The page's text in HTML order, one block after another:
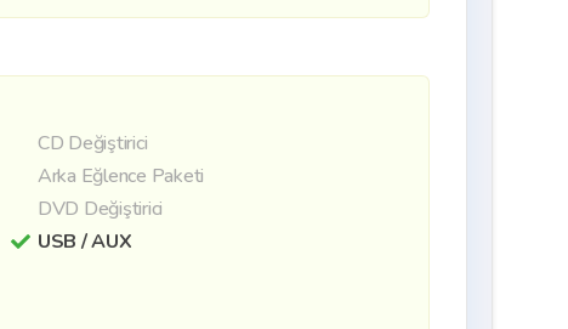
CD Değiştirici
Arka Eğlence Paketi
DVD Değiştirici
USB / AUX